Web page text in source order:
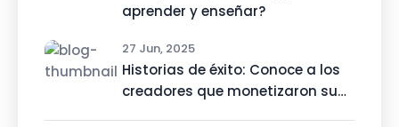
aprender y enseñar?
27 Jun, 2025
Historias de éxito: Conoce a los
creadores que monetizaron su